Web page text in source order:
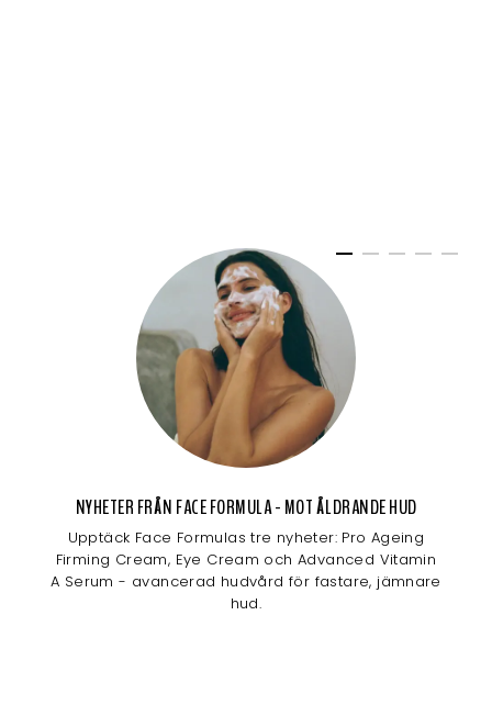
NYHETER FRÅN FACE FORMULA - MOT ÅLDRANDE HUD
Upptäck Face Formulas tre nyheter: Pro Ageing
Firming Cream, Eye Cream och Advanced Vitamin
A Serum - avancerad hudvård för fastare, jämnare
hud.